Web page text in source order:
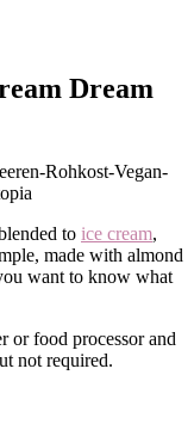
Dream
to ice cream,
made with almond
want to know what
or food processor and
not required.